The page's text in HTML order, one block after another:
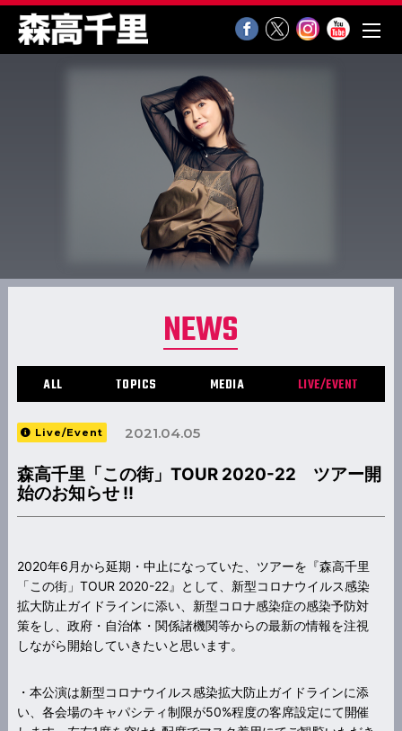
NEWS
ALL TOPICS MEDIA LIVE/EVENT
Live/Event 2021.04.05
森高千里「この街」TOUR 2020-22 ツアー開
始のお知らせ !!
2020年6月から延期・中止になっていた、ツアーを『森高千里
「この街」TOUR 2020-22』として、新型コロナウイルス感染
拡大防止ガイドラインに添い、新型コロナ感染症の感染予防対
策をし、政府・自治体・関係諸機関等からの最新の情報を注視
しながら開始していきたいと思います。
・本公演は新型コロナウイルス感染拡大防止ガイドラインに添
い、各会場のキャパシティ制限が50%程度の客席設定にて開催